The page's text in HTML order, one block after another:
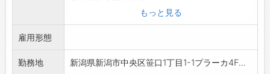
などを行っていただきます。
仕事は先輩スタッフが丁寧にお教えしますので
安」そんな方も、安心してチャレンジして下さ
い。
もっと見る
雇用形態
勤務地 新潟県新潟市中央区笹口1丁目1-1プラーカ4F...